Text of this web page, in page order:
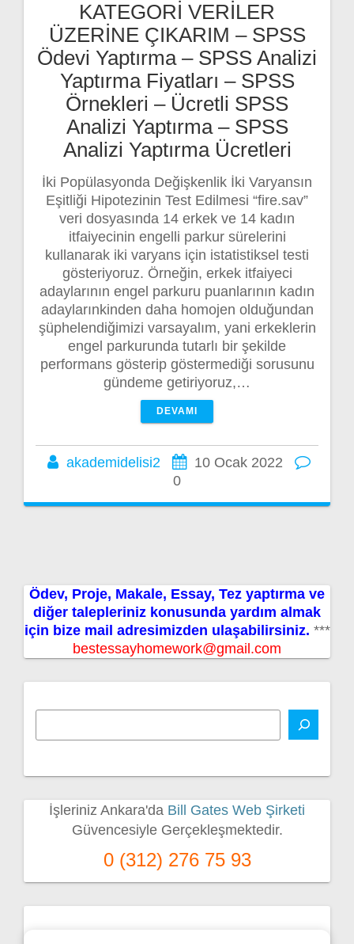
KATEGORİ VERİLER
ÜZERİNE ÇIKARIM – SPSS
Ödevi Yaptırma – SPSS Analizi
Yaptırma Fiyatları – SPSS
Örnekleri – Ücretli SPSS
Analizi Yaptırma – SPSS
Analizi Yaptırma Ücretleri
İki Popülasyonda Değişkenlik İki Varyansın
Eşitliği Hipotezinin Test Edilmesi “fire.sav”
veri dosyasında 14 erkek ve 14 kadın
itfaiyecinin engelli parkur sürelerini
kullanarak iki varyans için istatistiksel testi
gösteriyoruz. Örneğin, erkek itfaiyeci
adaylarının engel parkuru puanlarının kadın
adaylarınkinden daha homojen olduğundan
şüphelendiğimizi varsayalım, yani erkeklerin
engel parkurunda tutarlı bir şekilde
performans gösterip göstermediği sorusunu
gündeme getiriyoruz,…
DEVAMI
akademidelisi2
10 Ocak 2022
0
Ödev, Proje, Makale, Essay, Tez yaptırma ve
diğer talepleriniz konusunda yardım almak
için bize mail adresimizden ulaşabilirsiniz. ***
bestessayhomework@gmail.com
İşleriniz Ankara'da Bill Gates Web Şirketi
Güvencesiyle Gerçekleşmektedir.
0 (312) 276 75 93